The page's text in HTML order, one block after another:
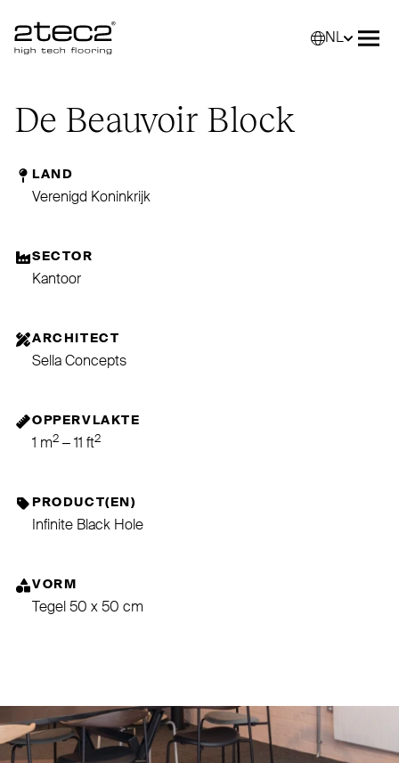
Primary
NL
De Beauvoir Block
LAND
Verenigd Koninkrijk
SECTOR
Kantoor
ARCHITECT
Sella Concepts
OPPERVLAKTE
1 m2 – 11 ft2
PRODUCT(EN)
Infinite Black Hole
VORM
Tegel 50 x 50 cm